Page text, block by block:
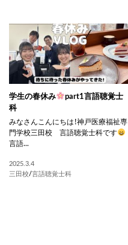
学生の春休み
part1言語聴覚士
科
みなさんこんにちは！神戸医療福祉専
門学校三田校 言語聴覚士科です
言語...
2025.3.4
三田校/言語聴覚士科